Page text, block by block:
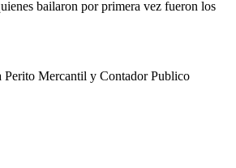
bailaron por primera vez fueron los
Perito Mercantil y Contador Publico